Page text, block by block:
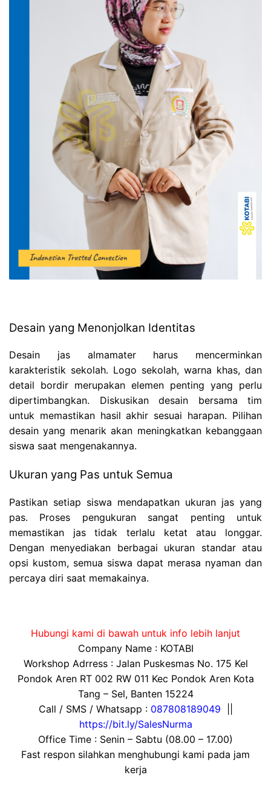
Desain yang Menonjolkan Identitas
Desain jas almamater harus mencerminkan
karakteristik sekolah. Logo sekolah, warna khas, dan
detail bordir merupakan elemen penting yang perlu
dipertimbangkan. Diskusikan desain bersama tim
untuk memastikan hasil akhir sesuai harapan. Pilihan
desain yang menarik akan meningkatkan kebanggaan
siswa saat mengenakannya.
Ukuran yang Pas untuk Semua
Pastikan setiap siswa mendapatkan ukuran jas yang
pas. Proses pengukuran sangat penting untuk
memastikan jas tidak terlalu ketat atau longgar.
Dengan menyediakan berbagai ukuran standar atau
opsi kustom, semua siswa dapat merasa nyaman dan
percaya diri saat memakainya.
Hubungi kami di bawah untuk info lebih lanjut
Company Name : KOTABI
Workshop Adrress : Jalan Puskesmas No. 175 Kel
Pondok Aren RT 002 RW 011 Kec Pondok Aren Kota
Tang – Sel, Banten 15224
Call / SMS / Whatsapp : 087808189049
https://bit.ly/SalesNurma
Office Time : Senin – Sabtu (08.00 – 17.00)
Fast respon silahkan menghubungi kami pada jam
kerja